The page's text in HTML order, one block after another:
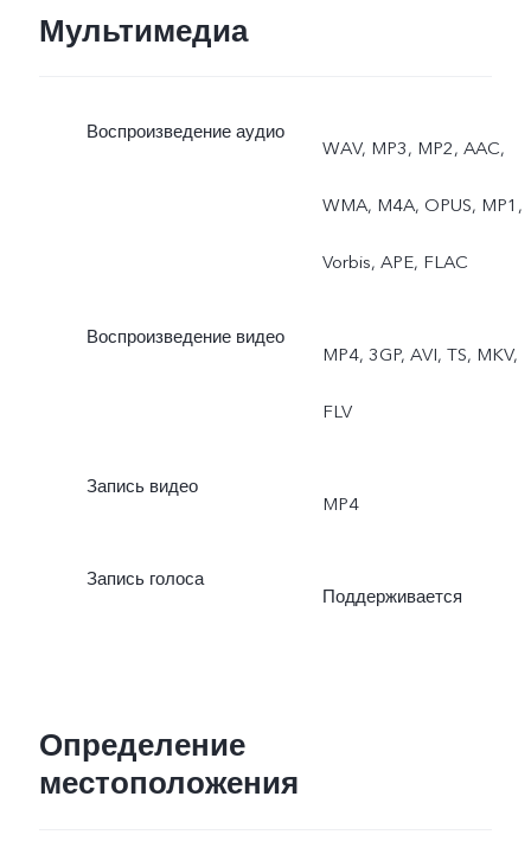
Мультимедиа
Воспроизведение аудио
WAV, MP3, MP2, AAC,
WMA, M4A, OPUS, MP1,
Vorbis, APE, FLAC
Воспроизведение видео
MP4, 3GP, AVI, TS, MKV,
FLV
Запись видео
MP4
Запись голоса
Поддерживается
Определение
местоположения